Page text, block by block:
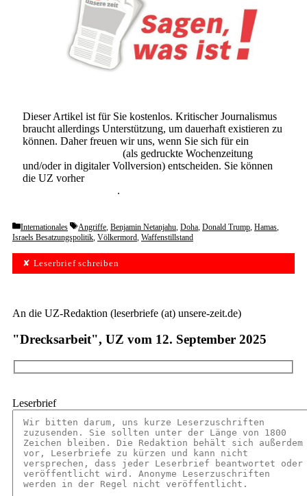
Dieser Artikel ist für Sie kostenlos. Kritischer Journalismus
braucht allerdings Unterstützung, um dauerhaft existieren zu
können. Daher freuen wir uns, wenn Sie sich für ein
(als gedruckte Wochenzeitung
und/oder in digitaler Vollversion) entscheiden. Sie können
die UZ vorher
.
Categories
Internationales Tags
Angriffe, Benjamin Netanjahu, Doha, Donald Trump, Hamas,
Israels Besatzungspolitik, Völkermord, Waffenstillstand
✘ Leserbrief schreiben
An die UZ-Redaktion (leserbriefe (at) unsere-zeit.de)
"Drecksarbeit", UZ vom 12. September 2025
Leserbrief